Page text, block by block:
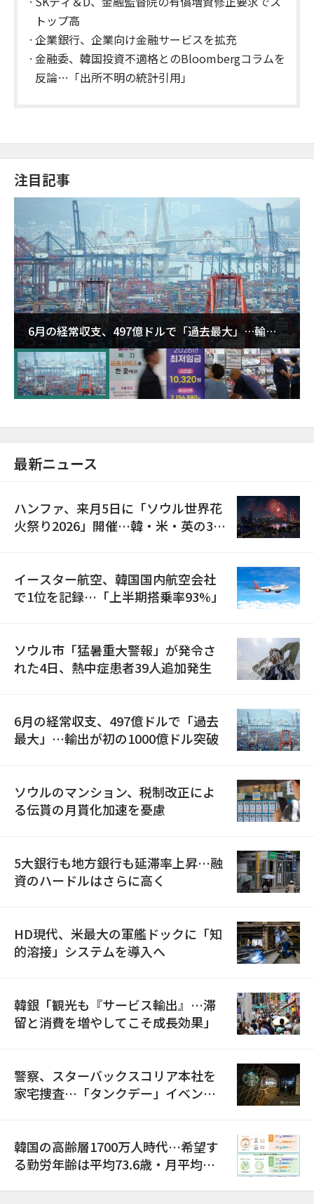
トップ高
企業銀行、企業向け金融サービスを拡充
金融委、韓国投資不適格とのBloombergコラムを
反論…「出所不明の統計引用」
注目記事
6月の経常収支、497億ドルで「過去最大」…輸出
が初の1000億ドル突破
最新ニュース
ハンファ、来月5日に「ソウル世界花
火祭り2026」開催…韓・米・英の3カ
イースター航空、韓国国内航空会社
で1位を記録…「上半期搭乗率93%」
ソウル市「猛暑重大警報」が発令さ
れた4日、熱中症患者39人追加発生
6月の経常収支、497億ドルで「過去
最大」…輸出が初の1000億ドル突破
ソウルのマンション、税制改正によ
る伝貰の月貰化加速を憂慮
5大銀行も地方銀行も延滞率上昇…融
資のハードルはさらに高く
HD現代、米最大の軍艦ドックに「知
的溶接」システムを導入へ
韓銀「観光も『サービス輸出』…滞
留と消費を増やしてこそ成長効果」
警察、スターバックスコリア本社を
家宅捜査…「タンクデー」イベント
韓国の高齢層1700万人時代…希望す
る勤労年齢は平均73.6歳・月平均賃